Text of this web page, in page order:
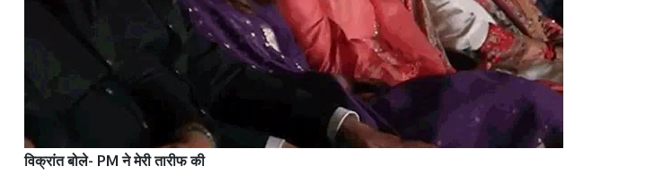
विक्रांत बोले- PM ने मेरी तारीफ की